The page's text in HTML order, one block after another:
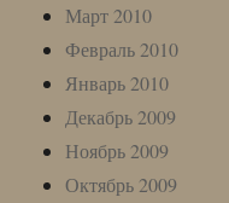
Март 2010
Февраль 2010
Январь 2010
Декабрь 2009
Ноябрь 2009
Октябрь 2009